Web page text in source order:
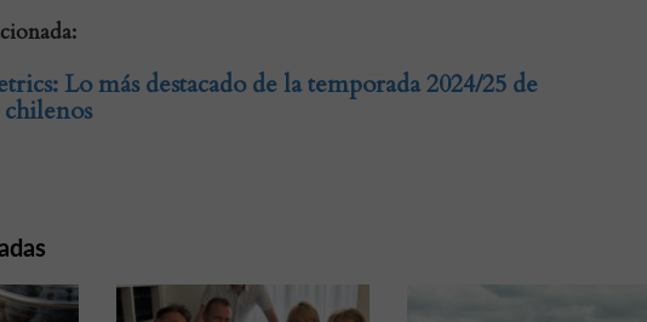
Lo más destacado de la temporada 2024/25 de
chilenos